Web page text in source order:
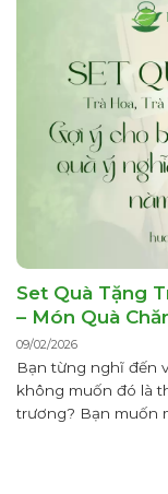
Set Quà Tặng
– Món Quà
09/02/2026
Bạn từng nghĩ đến
không muốn đó là
trương? Bạn muốn